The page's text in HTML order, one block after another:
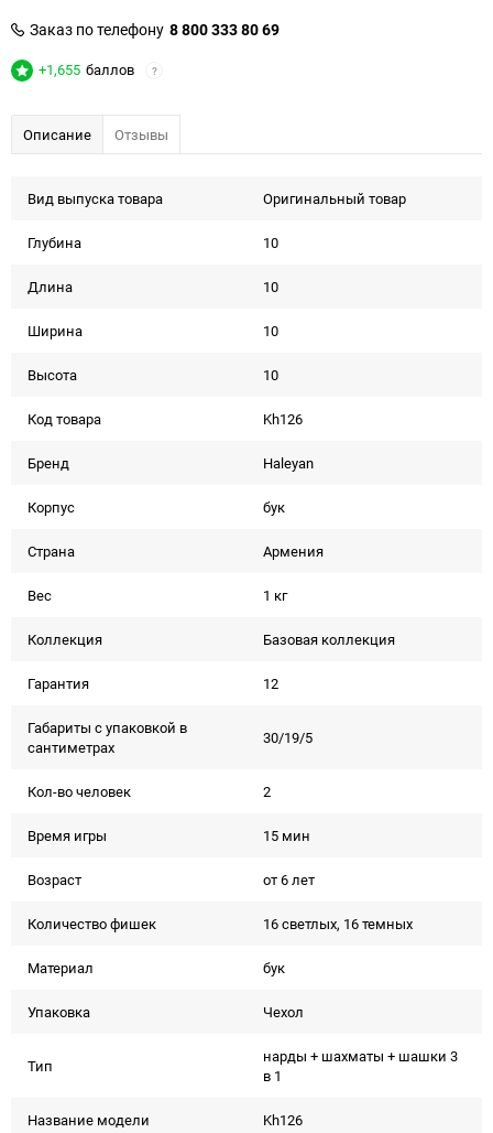
Заказ по телефону 8 800 333 80 69
+1,655 баллов ?
Описание Отзывы
Вид выпуска товара Оригинальный товар
Глубина 10
Длина 10
Ширина 10
Высота 10
Код товара Kh126
Бренд Haleyan
Корпус бук
Страна Армения
Вес 1 кг
Коллекция Базовая коллекция
Гарантия 12
Габариты с упаковкой в
сантиметрах
30/19/5
Кол-во человек 2
Время игры 15 мин
Возраст от 6 лет
Количество фишек 16 светлых, 16 темных
Материал бук
Упаковка Чехол
Тип
нарды + шахматы + шашки 3
в 1
Название модели Kh126